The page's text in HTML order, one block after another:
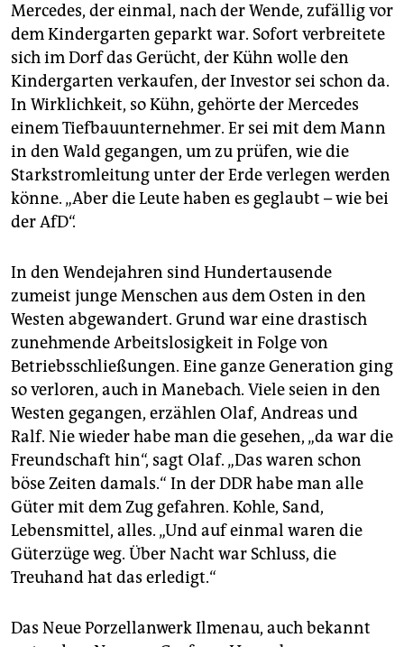
Mercedes, der einmal, nach der Wende, zufällig vor
dem Kindergarten geparkt war. Sofort verbreitete
sich im Dorf das Gerücht, der Kühn wolle den
Kindergarten verkaufen, der Investor sei schon da.
In Wirklichkeit, so Kühn, gehörte der Mercedes
einem Tiefbauunternehmer. Er sei mit dem Mann
in den Wald gegangen, um zu prüfen, wie die
Starkstromleitung unter der Erde verlegen werden
könne. „Aber die Leute haben es geglaubt – wie bei
der AfD“.
In den Wendejahren sind Hundertausende
zumeist junge Menschen aus dem Osten in den
Westen abgewandert. Grund war eine drastisch
zunehmende Arbeitslosigkeit in Folge von
Betriebsschließungen. Eine ganze Generation ging
so verloren, auch in Manebach. Viele seien in den
Westen gegangen, erzählen Olaf, Andreas und
Ralf. Nie wieder habe man die gesehen, „da war die
Freundschaft hin“, sagt Olaf. „Das waren schon
böse Zeiten damals.“ In der DDR habe man alle
Güter mit dem Zug gefahren. Kohle, Sand,
Lebensmittel, alles. „Und auf einmal waren die
Güterzüge weg. Über Nacht war Schluss, die
Treuhand hat das erledigt.“
Das Neue Porzellanwerk Ilmenau, auch bekannt